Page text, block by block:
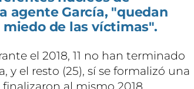
agente García, "quedan
de las víctimas".
el 2018, 11 no han terminado
el resto (25), sí se formalizó una